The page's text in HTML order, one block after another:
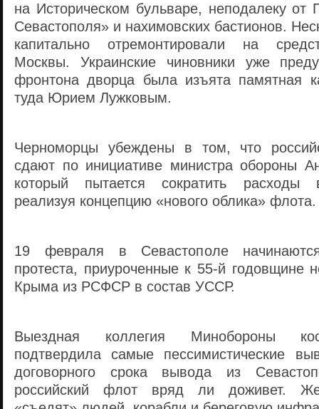
на Историческом бульваре, неподалеку
Севастополя» и нахимовских бастионов.
капитально отремонтировали на
Москвы. Украинские чиновники уже
фронтона дворца была изъята памятная
туда Юрием Лужковым.
Черноморцы убеждены в том, что
сдают по инициативе министра обороны
который пытается сократить расходы
реализуя концепцию «нового облика» флота.
19 февраля в Севастополе
протеста, приуроченные к 55-й годовщине
Крыма из РСФСР в состав УССР.
Выездная коллегия Минобороны
подтвердила самые пессимистические
договорного срока вывода из
российский флот вряд ли доживет.